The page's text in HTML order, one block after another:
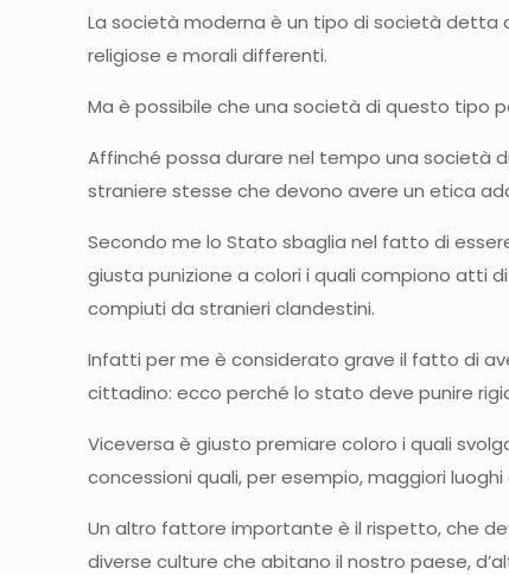
La società moderna è un tipo di società detta
religiose e morali differenti.
Ma è possibile che una società di questo tipo
Affinché possa durare nel tempo una società
straniere stesse che devono avere un etica
Secondo me lo Stato sbaglia nel fatto di
giusta punizione a colori i quali compiono atti
compiuti da stranieri clandestini.
Infatti per me è considerato grave il fatto di
cittadino: ecco perché lo stato deve punire
Viceversa è giusto premiare coloro i quali
concessioni quali, per esempio, maggiori luoghi
Un altro fattore importante è il rispetto, che
diverse culture che abitano il nostro paese,